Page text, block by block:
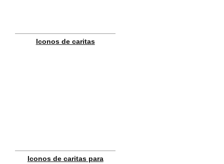
Iconos de caritas
Iconos de caritas para